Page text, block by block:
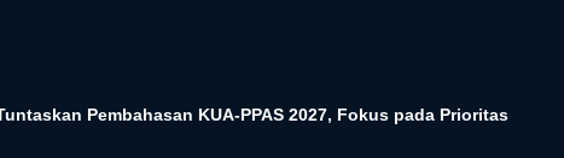
Pembahasan KUA-PPAS 2027, Fokus pada Prioritas